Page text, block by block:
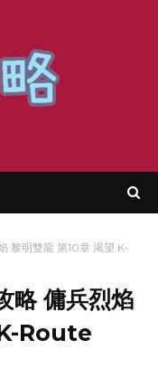
黎明雙龍 第10章 渴望 K-
傭兵烈焰
Route